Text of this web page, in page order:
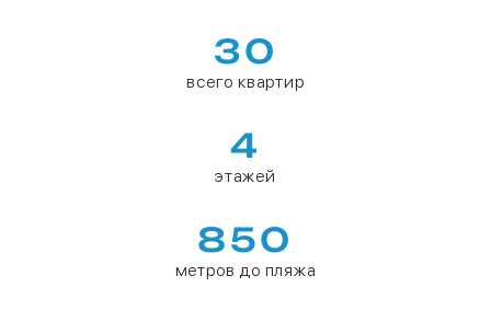
30
всего квартир
4
этажей
850
метров до пляжа